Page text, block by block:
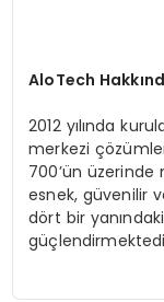
AloTech
2012 yılında
merkezi
700’ün
esnek, güvenilir
dört bir